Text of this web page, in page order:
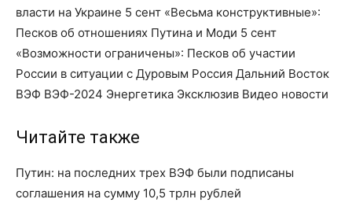
власти на Украине 5 сент «Весьма конструктивные»:
Песков об отношениях Путина и Моди 5 сент
«Возможности ограничены»: Песков об участии
России в ситуации с Дуровым Россия Дальний Восток
ВЭФ ВЭФ-2024 Энергетика Эксклюзив Видео новости
Читайте также
Путин: на последних трех ВЭФ были подписаны
соглашения на сумму 10,5 трлн рублей